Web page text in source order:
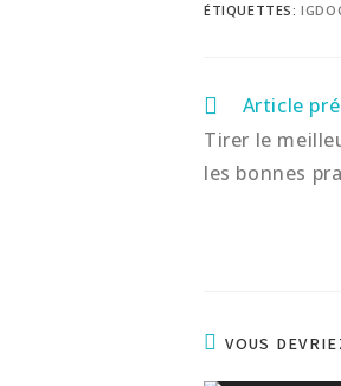
ÉTIQUETTES :
Article
Tirer le
les bonnes
VOUS